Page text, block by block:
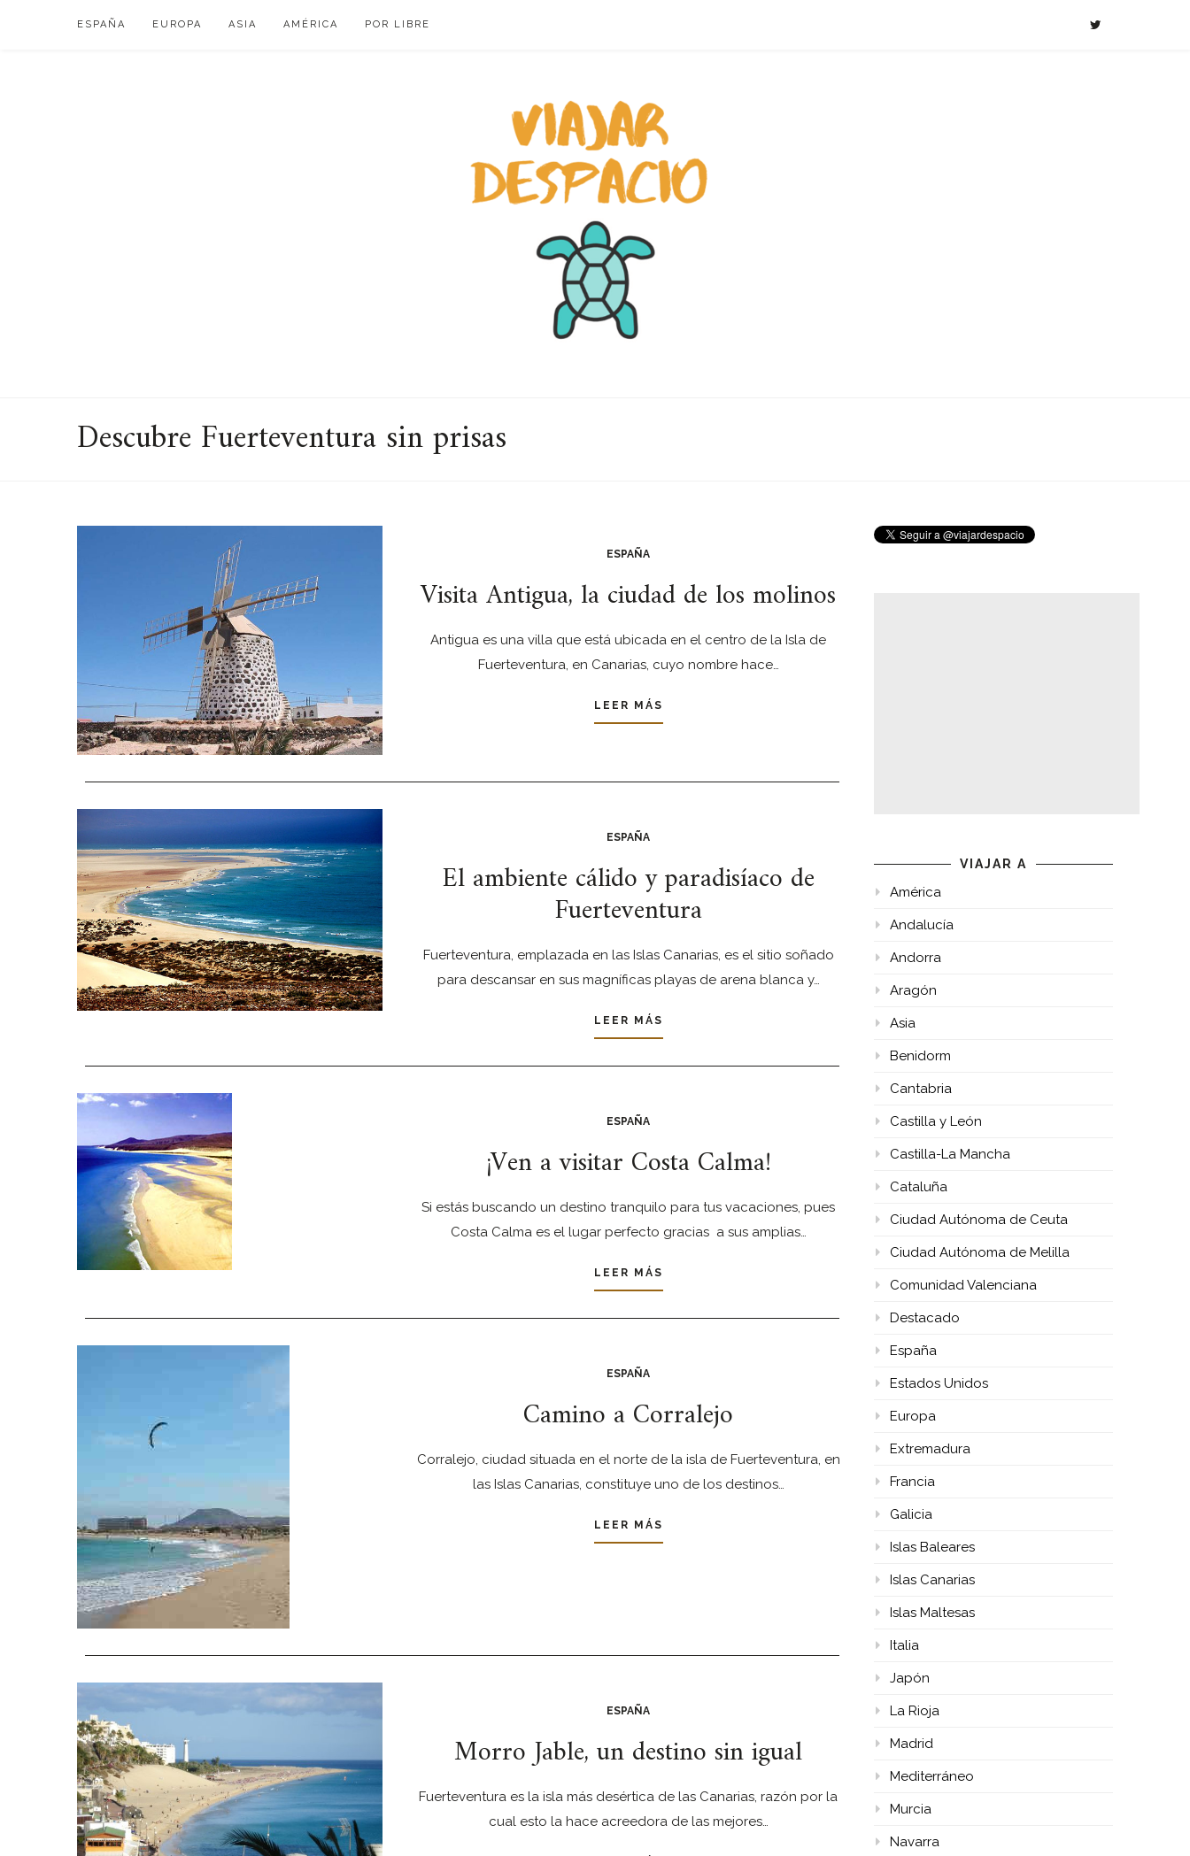
ESPAÑA EUROPA ASIA AMÉRICA POR LIBRE
Descubre Fuerteventura sin prisas
ESPAÑA
Visita Antigua, la ciudad de los molinos
Antigua es una villa que está ubicada en el centro de la Isla de
Fuerteventura, en Canarias, cuyo nombre hace…
LEER MÁS
ESPAÑA
El ambiente cálido y paradisíaco de
Fuerteventura
Fuerteventura, emplazada en las Islas Canarias, es el sitio soñado
para descansar en sus magníficas playas de arena blanca y…
LEER MÁS
ESPAÑA
¡Ven a visitar Costa Calma!
Si estás buscando un destino tranquilo para tus vacaciones, pues
Costa Calma es el lugar perfecto gracias a sus amplias…
LEER MÁS
ESPAÑA
Camino a Corralejo
Corralejo, ciudad situada en el norte de la isla de Fuerteventura, en
las Islas Canarias, constituye uno de los destinos…
LEER MÁS
ESPAÑA
Morro Jable, un destino sin igual
Fuerteventura es la isla más desértica de las Canarias, razón por la
cual esto la hace acreedora de las mejores…
VIAJAR A
América
Andalucía
Andorra
Aragón
Asia
Benidorm
Cantabria
Castilla y León
Castilla-La Mancha
Cataluña
Ciudad Autónoma de Ceuta
Ciudad Autónoma de Melilla
Comunidad Valenciana
Destacado
España
Estados Unidos
Europa
Extremadura
Francia
Galicia
Islas Baleares
Islas Canarias
Islas Maltesas
Italia
Japón
La Rioja
Madrid
Mediterráneo
Murcia
Navarra